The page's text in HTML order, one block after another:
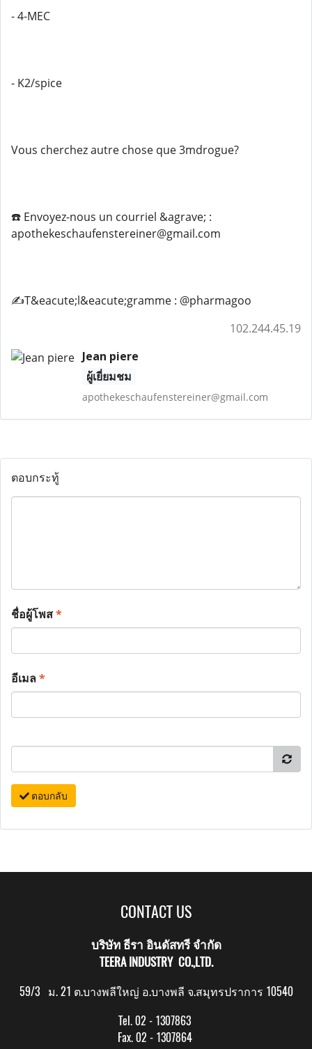
- 4-MEC
- K2/spice
Vous cherchez autre chose que 3mdrogue?
☎️ Envoyez-nous un courriel &agrave; :
apothekeschaufenstereiner@gmail.com
✍️T&eacute;l&eacute;gramme : @pharmagoo
102.244.45.19
Jean piere
ผู้เยี่ยมชม
apothekeschaufenstereiner@gmail.com
ตอบกระทู้
ชื่อผู้โพส*
อีเมล*
ตอบกลับ
CONTACT US
บริษัท ธีรา อินดัสทรี จำกัด
TEERA INDUSTRY CO.,LTD.
59/3 ม. 21 ต.บางพลีใหญ่ อ.บางพลี จ.สมุทรปราการ 10540
Tel. 02 - 1307863
Fax. 02 - 1307864